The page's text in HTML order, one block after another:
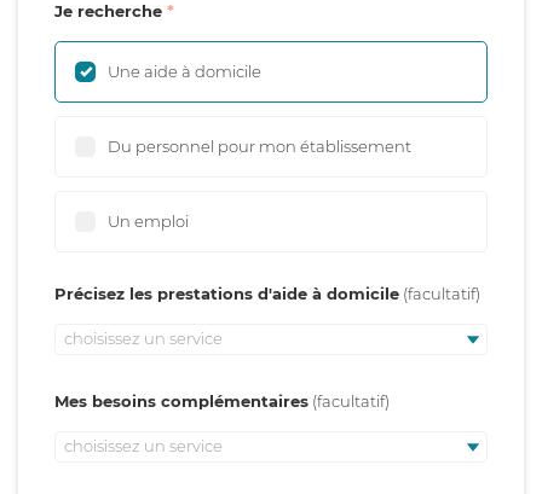
Je recherche
Une aide à domicile
Du personnel pour mon établissement
Un emploi
Précisez les prestations d'aide à domicile
choisissez un service
Mes besoins complémentaires
choisissez un service